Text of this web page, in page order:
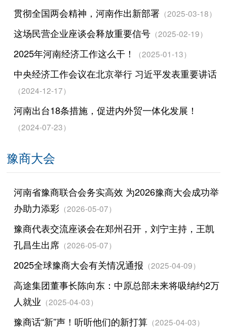
贯彻全国两会精神，河南作出新部署（2025-03-18）
这场民营企业座谈会释放重要信号（2025-02-19）
2025年河南经济工作这么干！ （2025-01-13）
中央经济工作会议在北京举行 习近平发表重要讲话
（2024-12-17）
河南出台18条措施，促进内外贸一体化发展！
（2024-07-23）
豫商大会
河南省豫商联合会务实高效 为2026豫商大会成功举
办助力添彩（2026-05-07）
豫商代表交流座谈会在郑州召开，刘宁主持，王凯
孔昌生出席（2026-05-07）
2025全球豫商大会有关情况通报 （2025-04-09）
高途集团董事长陈向东：中原总部未来将吸纳约2万
人就业 （2025-04-03）
豫商话“新”声！听听他们的新打算（2025-04-03）